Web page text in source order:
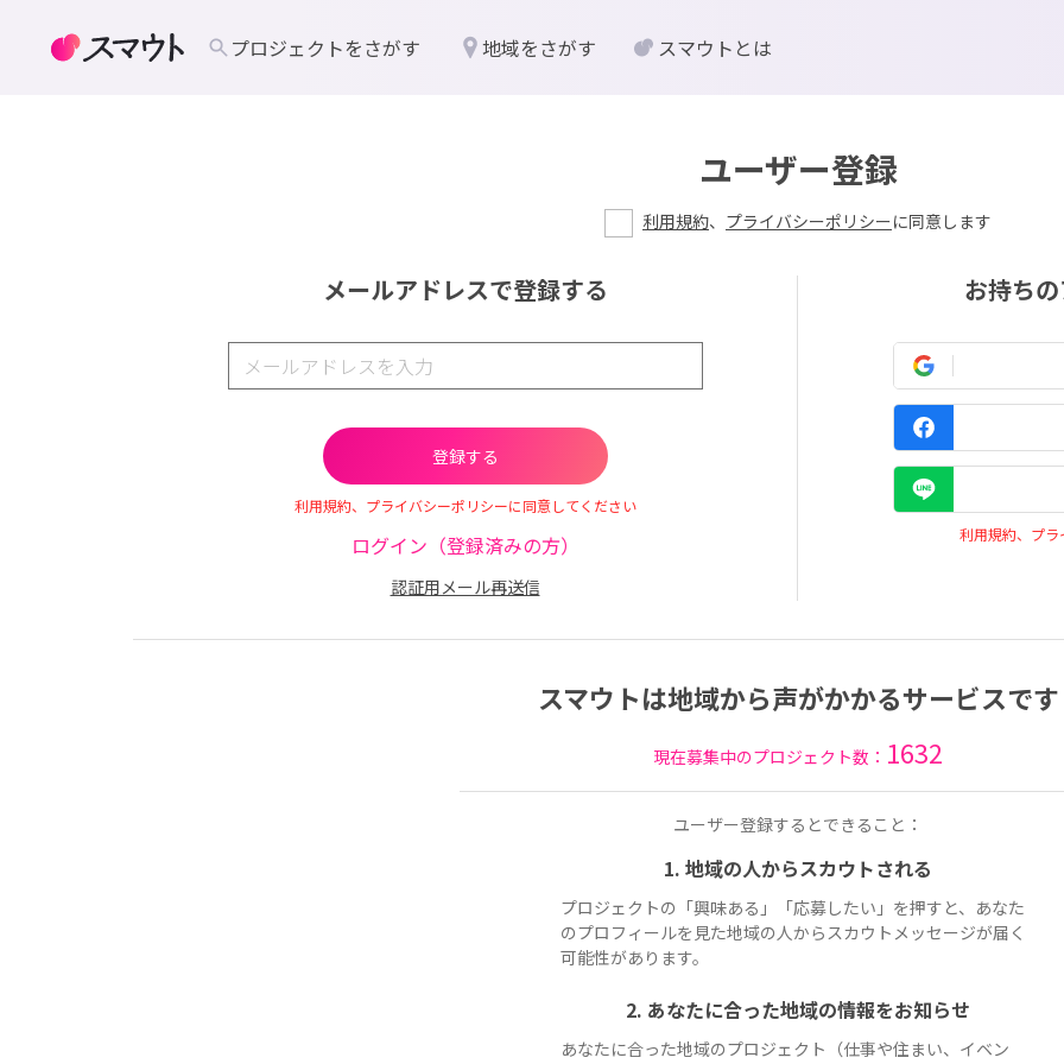
ユーザー登録
利用規約、 プライバシーポリシーに同意します
メールアドレスで登録する
利用規約、プライバシーポリシーに同意してください
ログイン（登録済みの方）
認証用メール再送信
お持ち
利用規約、プ
スマウトは地域から声がかかるサービスです
現在募集中のプロジェクト数： 1632
ユーザー登録するとできること：
1. 地域の人からスカウトされる
プロジェクトの「興味ある」「応募したい」を押すと、あなた
のプロフィールを見た地域の人からスカウトメッセージが届く
可能性があります。
2. あなたに合った地域の情報をお知らせ
あなたに合った地域のプロジェクト（仕事や住まい、イベン
プロジェクトをさがす 地域をさがす スマウトとは